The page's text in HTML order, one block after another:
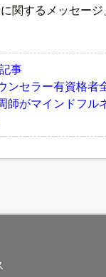
関するメッセージ
事
ンセラー有資格者
師がマインドフル